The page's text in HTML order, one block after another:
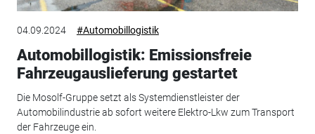
04.09.2024 #Automobillogistik
Automobillogistik: Emissionsfreie
Fahrzeugauslieferung gestartet
Die Mosolf-Gruppe setzt als Systemdienstleister der
Automobilindustrie ab sofort weitere Elektro-Lkw zum Transport
der Fahrzeuge ein.